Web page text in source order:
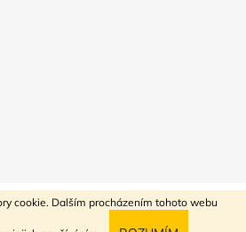
cookie. Dalším procházením tohoto webu
Vytvořil Shoptet
. Všechna práva